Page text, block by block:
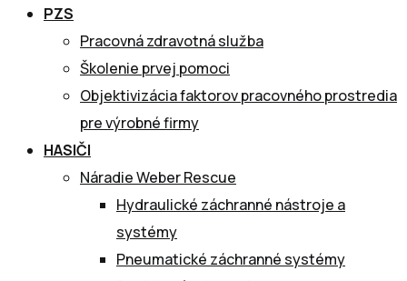
PZS
Pracovná zdravotná služba
Školenie prvej pomoci
Objektivizácia faktorov pracovného prostredia
pre výrobné firmy
HASIČI
Náradie Weber Rescue
Hydraulické záchranné nástroje a
systémy
Pneumatické záchranné systémy